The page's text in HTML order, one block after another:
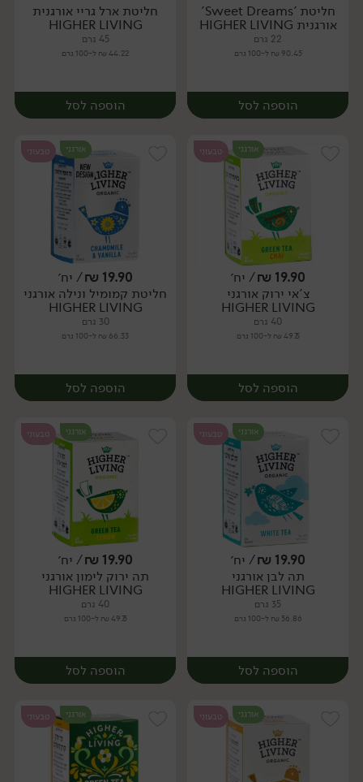
יח׳ יח׳
חליטת 'Sweet Dreams'
אורגנית HIGHER LIVING
22 גרם
90.45 ₪ ל-100 גרם
הוספה לסל
יח׳
חליטת ארל גריי אורגנית
HIGHER LIVING
45 גרם
44.22 ₪ ל-100 גרם
הוספה לסל
יח׳
אורגני טבעוני
19.90
₪/ יח׳
צ'אי ירוק אורגני
HIGHER LIVING
40 גרם
49.75 ₪ ל-100 גרם
הוספה לסל
יח׳
אורגני טבעוני
19.90
₪/ יח׳
חליטת קמומיל ונילה אורגני
HIGHER LIVING
30 גרם
66.33 ₪ ל-100 גרם
הוספה לסל
יח׳
אורגני טבעוני
19.90
₪/ יח׳
תה לבן אורגני
HIGHER LIVING
35 גרם
56.86 ₪ ל-100 גרם
הוספה לסל
אורגני טבעוני
19.90
₪/ יח׳
תה ירוק לימון אורגני
HIGHER LIVING
40 גרם
49.75 ₪ ל-100 גרם
הוספה לסל
אורגני טבעוני אורגני טבעוני